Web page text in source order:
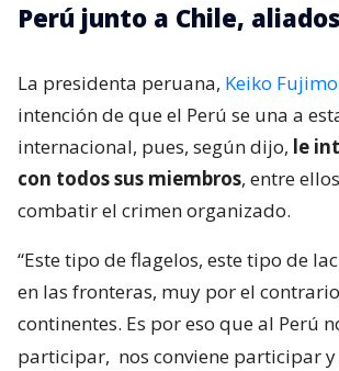
Perú junto a Chile, aliados
La presidenta peruana, Keiko
intención de que el Perú se una a
internacional, pues, según dijo, le
con todos sus miembros, entre
combatir el crimen organizado.
“Este tipo de flagelos, este tipo de
en las fronteras, muy por el
continentes. Es por eso que al Perú
participar, nos conviene participar